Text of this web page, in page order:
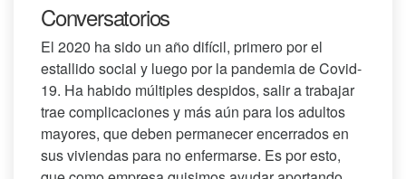
Conversatorios
El 2020 ha sido un año difícil, primero por el
estallido social y luego por la pandemia de Covid-
19. Ha habido múltiples despidos, salir a trabajar
trae complicaciones y más aún para los adultos
mayores, que deben permanecer encerrados en
sus viviendas para no enfermarse. Es por esto,